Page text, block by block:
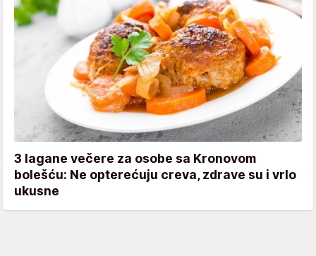
3 lagane večere za osobe sa Kronovom
bolešću: Ne opterećuju creva, zdrave su i vrlo
ukusne